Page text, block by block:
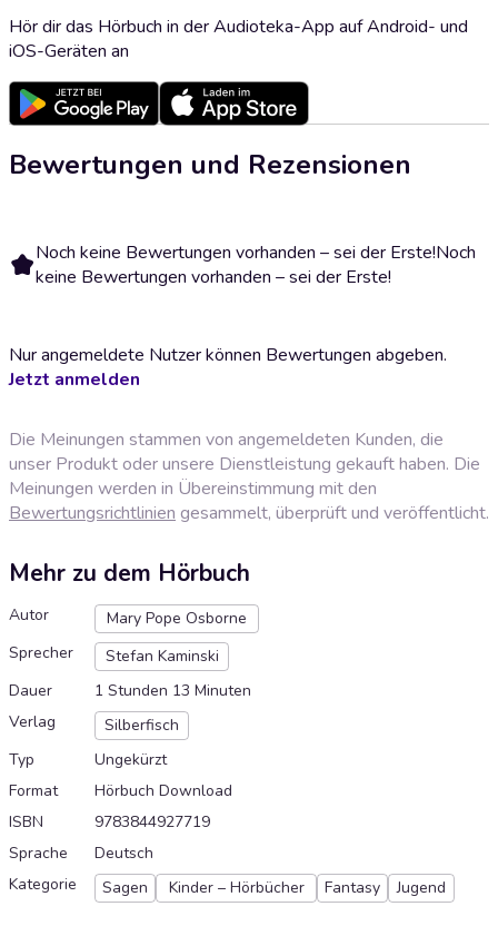
Hör dir das Hörbuch in der Audioteka-App auf Android- und
iOS-Geräten an
Bewertungen und Rezensionen
Noch keine Bewertungen vorhanden – sei der Erste!Noch
keine Bewertungen vorhanden – sei der Erste!
Nur angemeldete Nutzer können Bewertungen abgeben.
Jetzt anmelden
Die Meinungen stammen von angemeldeten Kunden, die
unser Produkt oder unsere Dienstleistung gekauft haben. Die
Meinungen werden in Übereinstimmung mit den
Bewertungsrichtlinien gesammelt, überprüft und veröffentlicht.
Mehr zu dem Hörbuch
Autor
Mary Pope Osborne
Sprecher
Stefan Kaminski
Dauer
1 Stunden 13 Minuten
Verlag
Silberfisch
Typ
Ungekürzt
Format
Hörbuch Download
ISBN
9783844927719
Sprache
Deutsch
Kategorie
Sagen Kinder – Hörbücher Fantasy Jugend